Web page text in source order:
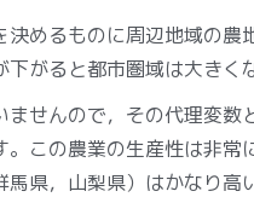
めるものに周辺地域の農
がると都市圏域は大きく
ませんので，その代理変
。この農業の生産性は非
馬県，山梨県）はかなり